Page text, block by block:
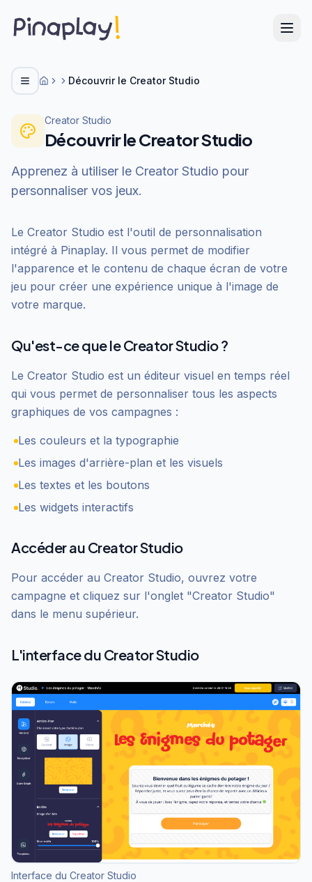
MenuCentre d'aide
Découvrir le Creator Studio
Creator Studio
Découvrir le Creator Studio
Apprenez à utiliser le Creator Studio pour
personnaliser vos jeux.
Le Creator Studio est l'outil de personnalisation
intégré à Pinaplay. Il vous permet de modifier
l'apparence et le contenu de chaque écran de votre
jeu pour créer une expérience unique à l'image de
votre marque.
Qu'est-ce que le Creator Studio ?
Le Creator Studio est un éditeur visuel en temps réel
qui vous permet de personnaliser tous les aspects
graphiques de vos campagnes :
Les couleurs et la typographie
Les images d'arrière-plan et les visuels
Les textes et les boutons
Les widgets interactifs
Accéder au Creator Studio
Pour accéder au Creator Studio, ouvrez votre
campagne et cliquez sur l'onglet "Creator Studio"
dans le menu supérieur.
L'interface du Creator Studio
Interface du Creator Studio